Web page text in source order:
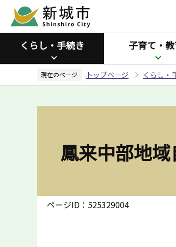
ペ
ジ
先
くらし・手続き 子育て・
現在のページ トップページ くらし・
鳳来中部地
ページID：525329004